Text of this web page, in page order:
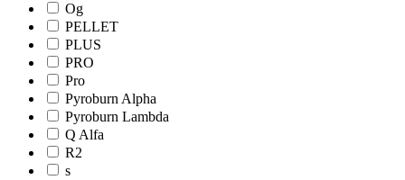
Og
PELLET
PLUS
PRO
Pro
Pyroburn Alpha
Pyroburn Lambda
Q Alfa
R2
s